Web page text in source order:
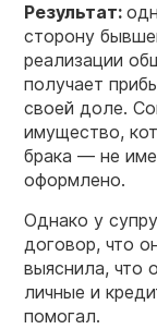
Результат:
сторону
реализации
получает
своей доле.
имущество,
брака — не
оформлено.
Однако у
договор, что
выяснила, что
личные и
помогал.